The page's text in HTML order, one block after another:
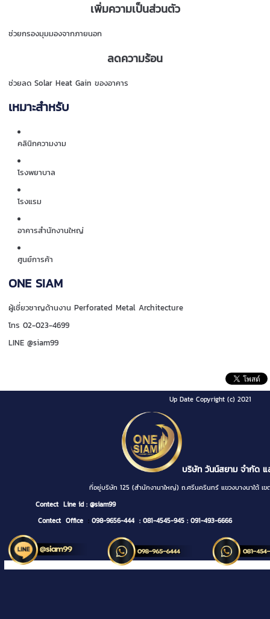
เพิ่มความเป็นส่วนตัว
ช่วยกรองมุมมองจากภายนอก
ลดความร้อน
ช่วยลด Solar Heat Gain ของอาคาร
เหมาะสำหรับ
คลินิกความงาม
โรงพยาบาล
โรงแรม
อาคารสำนักงานใหญ่
ศูนย์การค้า
ONE SIAM
ผู้เชี่ยวชาญด้านงาน Perforated Metal Architecture
โทร 02-023-4699
LINE @siam99
Up Date Copyright (c) 2021
บริษัท วันน์สยาม จำกัด แล
ที่อยู่บริษัท 125 (สำนักงานาใหญ่) ถ.ศรีนครินทร์ แขวงบางนาใ
Contect Line id : @siam99
Contect Office : 098-9656-444 : 081-4545-945 : 091-493-6666